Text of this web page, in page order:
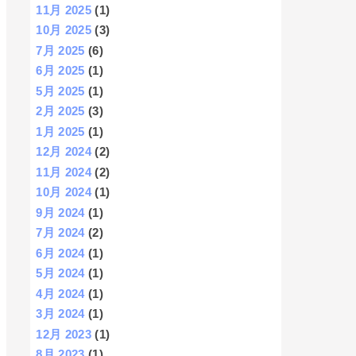
11月 2025 (1)
10月 2025 (3)
7月 2025 (6)
6月 2025 (1)
5月 2025 (1)
2月 2025 (3)
1月 2025 (1)
12月 2024(2)
11月 2024(2)
10月 2024(1)
9月 2024(1)
7月 2024(2)
6月 2024(1)
5月 2024(1)
4月 2024(1)
3月 2024(1)
12月 2023 (1)